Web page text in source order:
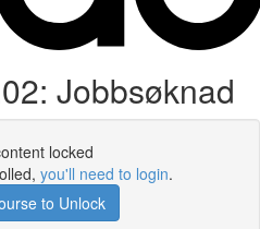
Jobbsøknad
locked
you'll need to login.
to Unlock